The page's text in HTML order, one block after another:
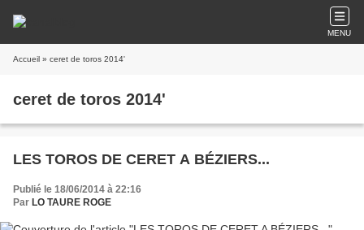
MENU
Accueil » ceret de toros 2014'
ceret de toros 2014'
LES TOROS DE CERET A BÉZIERS...
Publié le 18/06/2014 à 22:16
Par LO TAURE ROGE